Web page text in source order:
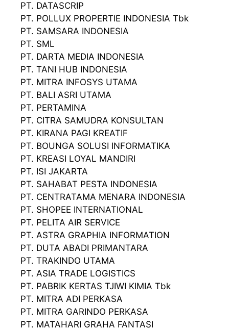
PT. DATASCRIP
PT. POLLUX PROPERTIE INDONESIA Tbk
PT. SAMSARA INDONESIA
PT. SML
PT. DARTA MEDIA INDONESIA
PT. TANI HUB INDONESIA
PT. MITRA INFOSYS UTAMA
PT. BALI ASRI UTAMA
PT. PERTAMINA
PT. CITRA SAMUDRA KONSULTAN
PT. KIRANA PAGI KREATIF
PT. BOUNGA SOLUSI INFORMATIKA
PT. KREASI LOYAL MANDIRI
PT. ISI JAKARTA
PT. SAHABAT PESTA INDONESIA
PT. CENTRATAMA MENARA INDONESIA
PT. SHOPEE INTERNATIONAL
PT. PELITA AIR SERVICE
PT. ASTRA GRAPHIA INFORMATION
PT. DUTA ABADI PRIMANTARA
PT. TRAKINDO UTAMA
PT. ASIA TRADE LOGISTICS
PT. PABRIK KERTAS TJIWI KIMIA Tbk
PT. MITRA ADI PERKASA
PT. MITRA GARINDO PERKASA
PT. MATAHARI GRAHA FANTASI